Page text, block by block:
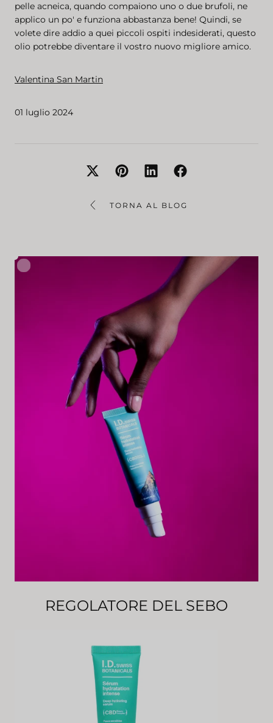
pelle acneica, quando compaiono uno o due brufoli, ne
applico un po' e funziona abbastanza bene! Quindi, se
volete dire addio a quei piccoli ospiti indesiderati, questo
olio potrebbe diventare il vostro nuovo migliore amico.
Valentina San Martin
01 luglio 2024
TORNA AL BLOG
REGOLATORE DEL SEBO